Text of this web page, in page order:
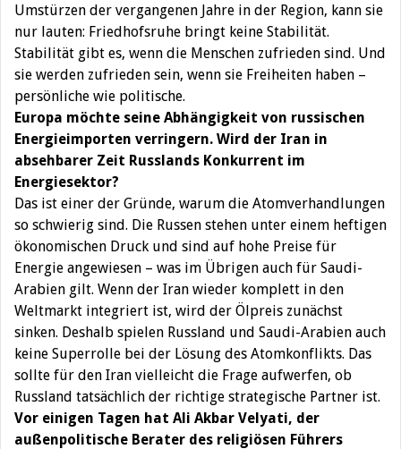
Umstürzen der vergangenen Jahre in der Region, kann sie
nur lauten: Friedhofsruhe bringt keine Stabilität.
Stabilität gibt es, wenn die Menschen zufrieden sind. Und
sie werden zufrieden sein, wenn sie Freiheiten haben –
persönliche wie politische.
Europa möchte seine Abhängigkeit von russischen
Energieimporten verringern. Wird der Iran in
absehbarer Zeit Russlands Konkurrent im
Energiesektor?
Das ist einer der Gründe, warum die Atomverhandlungen
so schwierig sind. Die Russen stehen unter einem heftigen
ökonomischen Druck und sind auf hohe Preise für
Energie angewiesen – was im Übrigen auch für Saudi-
Arabien gilt. Wenn der Iran wieder komplett in den
Weltmarkt integriert ist, wird der Ölpreis zunächst
sinken. Deshalb spielen Russland und Saudi-Arabien auch
keine Superrolle bei der Lösung des Atomkonflikts. Das
sollte für den Iran vielleicht die Frage aufwerfen, ob
Russland tatsächlich der richtige strategische Partner ist.
Vor einigen Tagen hat Ali Akbar Velyati, der
außenpolitische Berater des religiösen Führers